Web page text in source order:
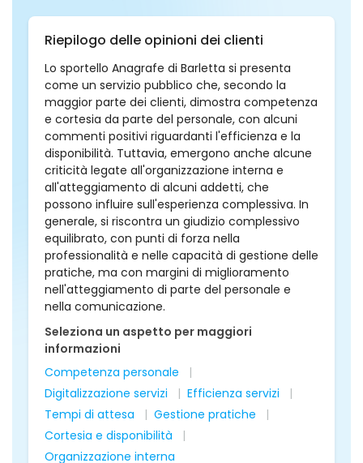
Riepilogo delle opinioni dei clienti
Lo sportello Anagrafe di Barletta si presenta
come un servizio pubblico che, secondo la
maggior parte dei clienti, dimostra competenza
e cortesia da parte del personale, con alcuni
commenti positivi riguardanti l'efficienza e la
disponibilità. Tuttavia, emergono anche alcune
criticità legate all'organizzazione interna e
all'atteggiamento di alcuni addetti, che
possono influire sull'esperienza complessiva. In
generale, si riscontra un giudizio complessivo
equilibrato, con punti di forza nella
professionalità e nelle capacità di gestione delle
pratiche, ma con margini di miglioramento
nell'atteggiamento di parte del personale e
nella comunicazione.
Seleziona un aspetto per maggiori
informazioni
Competenza personale
Digitalizzazione servizi
Efficienza servizi
Tempi di attesa
Gestione pratiche
Cortesia e disponibilità
Organizzazione interna